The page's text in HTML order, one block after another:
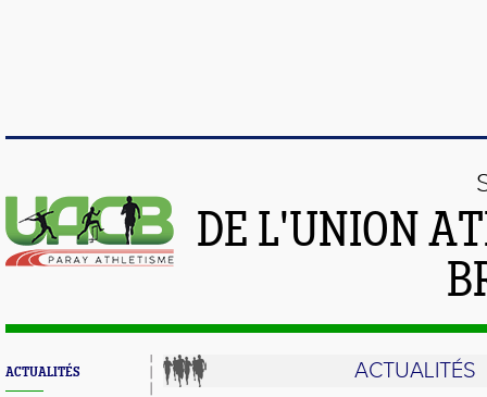
DE L'UNION
ACTUALITÉS ACTUALITÉS